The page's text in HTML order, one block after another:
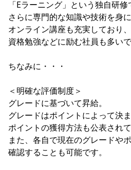
「Eラーニング」という独自研修
さらに専門的な知識や技術を身
オンライン講座も充実しており、
資格勉強などに励む社員も多いで
ちなみに・・・
＜明確な評価制度＞
グレードに基づいて昇給。
グレードはポイントによって決ま
ポイントの獲得方法も公表されて
また、各自で現在のグレードや
確認することも可能です。